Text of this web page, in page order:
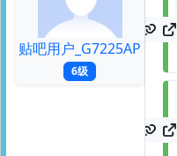
贴吧用户_G7225AP
6级
140201093991